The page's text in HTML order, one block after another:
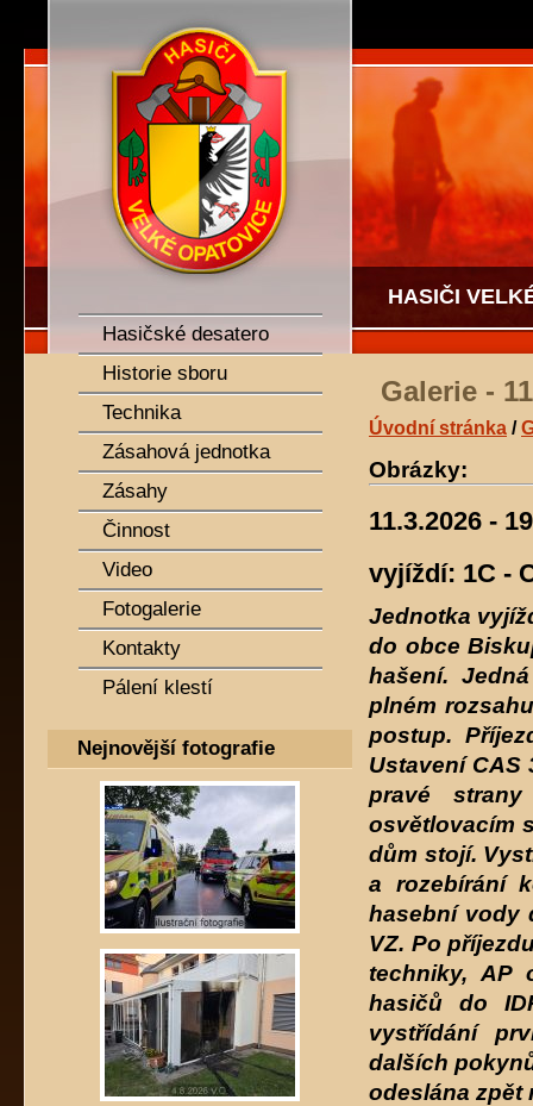
HASIČI
Galerie -
Úvodní stránka /
Obrázky:
11.3.2026 -
vyjíždí: 1C -
Jednotka
do obce
hašení.
plném
postup.
Ustavení
pravé
osvětlovacím
dům stojí.
a rozebírání
hasební vody
VZ. Po
techniky, AP
hasičů do
vystřídání
dalších
odeslána zpět
SDH Velké Opatovice
Hasičské desatero
Historie sboru
Technika
Zásahová jednotka
Zásahy
Činnost
Video
Fotogalerie
Kontakty
Pálení klestí
Nejnovější fotografie